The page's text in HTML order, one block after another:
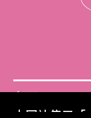
门票